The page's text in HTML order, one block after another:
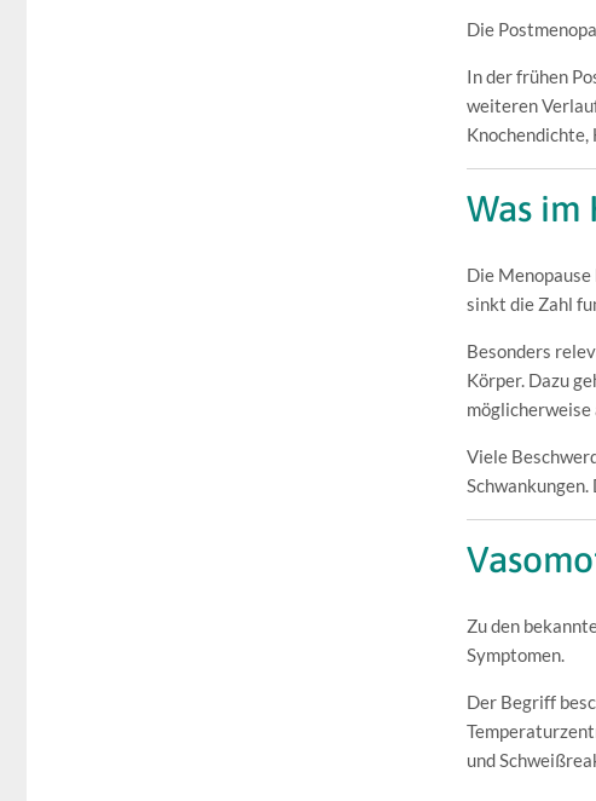
Die
In der frühen
weiteren
Was im
Die
sinkt die Zahl
Besonders
Körper. Dazu
möglicherweise
Viele
Zu den
Symptomen.
Der Begriff
und